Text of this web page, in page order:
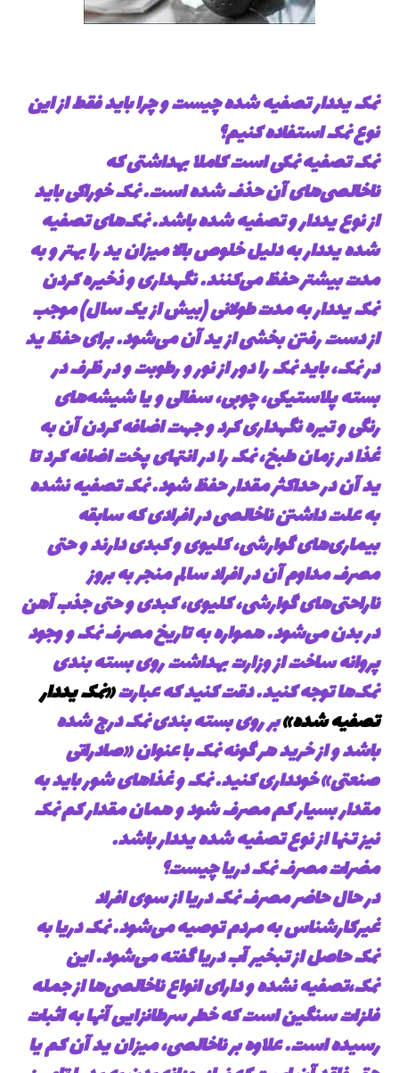
نمک یددار تصفیه شده چیست و چرا باید فقط از این
نوع نمک استفاده کنیم؟
نمک تصفیه نمکی است کاملا بهداشتی که
ناخالصی‌های آن حذف شده است. نمک خوراکی باید
از نوع یددار و تصفیه شده باشد. نمک‌های تصفیه
شده یددار به دلیل خلوص بالا میزان ید را بهتر و به
مدت بیشتر حفظ می‌کنند. نگهداری و ذخیره کردن
نمک یددار به مدت طولانی (بیش از یک سال) موجب
از دست رفتن بخشی از ید آن می‌شود. برای حفظ ید
در نمک، باید نمک را دور از نور و رطوبت و در ظرف در
بسته پلاستیکی، چوبی، سفالی و یا شیشه‌های
رنگی و تیره نگهداری کرد و جهت اضافه کردن آن به
غذا در زمان طبخ، نمک را در انتهای پخت اضافه کرد تا
ید آن در حداکثر مقدار حفظ شود. نمک تصفیه نشده
به علت داشتن ناخالصی در افرادی که سابقه
بیماری‌های گوارشی، کلیوی و کبدی دارند و حتی
مصرف مداوم آن در افراد سالم منجر به بروز
ناراحتی‌های گوارشی، کلیوی، کبدی و حتی جذب آهن
در بدن می‌شود. همواره به تاریخ مصرف نمک و وجود
پروانه ساخت از وزارت بهداشت روی بسته بندی
نمک‌ها توجه کنید. دقت کنید که عبارت«نمک یددار
تصفیه شده»بر روی بسته بندی نمک درج شده
باشد و از خرید هر گونه نمک با عنوان «صادراتی
صنعتی» خودداری کنید. نمک و غذاهای شور باید به
مقدار بسیار کم مصرف شود و همان مقدار کم نمک
نیز تنها از نوع تصفیه شده یددار باشد.
مضرات مصرف نمک دریا چیست؟
در حال حاضر مصرف نمک دریا از سوی افراد
غیرکارشناس به مردم توصیه می‌شود. نمک دریا به
نمک حاصل از تبخیر آب دریا گفته می‌شود. این
نمک،تصفیه نشده و دارای انواع ناخالصی‌ها از جمله
فلزات سنگین است که خطر سرطانزایی آنها به اثبات
رسیده است. علاوه بر ناخالصی، میزان ید آن کم یا